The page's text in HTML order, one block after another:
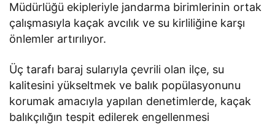
Müdürlüğü ekipleriyle jandarma birimlerinin ortak
çalışmasıyla kaçak avcılık ve su kirliliğine karşı
önlemler artırılıyor.
Üç tarafı baraj sularıyla çevrili olan ilçe, su
kalitesini yükseltmek ve balık popülasyonunu
korumak amacıyla yapılan denetimlerde, kaçak
balıkçılığın tespit edilerek engellenmesi